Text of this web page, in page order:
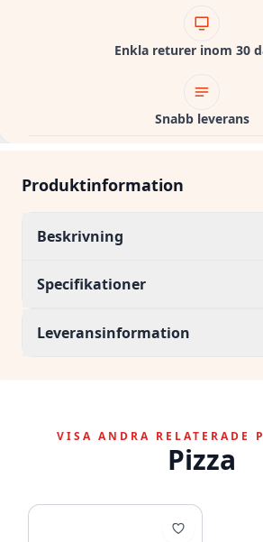
Enkla returer inom 30
Snabb leverans
Produktinformation
Beskrivning
Specifikationer
Leveransinformation
VISA ANDRA RELATERADE
Pizza